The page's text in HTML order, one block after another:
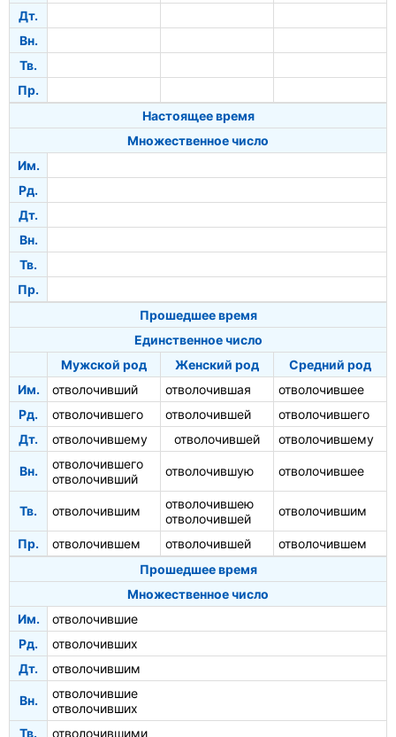
Дт.
Вн.
Тв.
Пр.
Настоящее время
Множественное число
Им.
Рд.
Дт.
Вн.
Тв.
Пр.
Прошедшее время
Единственное число
Мужской род
Женский род
Средний род
Им.
отволочивший отволочившая
отволочившее
Рд.
отволочившего отволочившей
отволочившего
Дт.
отволочившему отволочившей отволочившему
Вн.
отволочившего
отволочивший
отволочившую отволочившее
Тв. отволочившим
отволочившею
отволочившей
отволочившим
Пр. отволочившем отволочившей
отволочившем
Прошедшее время
Множественное число
Им.
отволочившие
Рд.
отволочивших
Дт.
отволочившим
Вн.
отволочившие
отволочивших
Тв.
отволочившими